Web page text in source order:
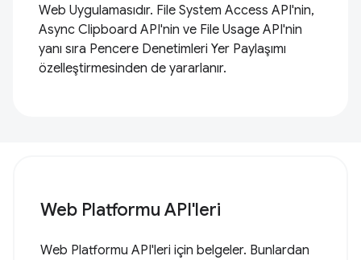
Web Uygulamasıdır. File System Access API'nin,
Async Clipboard API'nin ve File Usage API'nin
yanı sıra Pencere Denetimleri Yer Paylaşımı
özelleştirmesinden de yararlanır.
Web Platformu API'leri
Web Platformu API'leri için belgeler. Bunlardan